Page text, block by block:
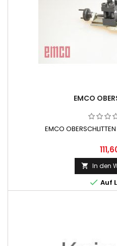
EMCO
EMCO
 In den
 Auf